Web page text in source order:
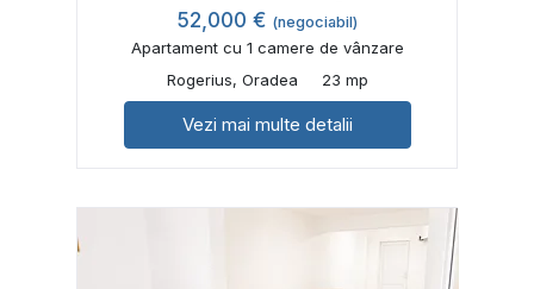
52,000 € (negociabil)
Apartament cu 1 camere de vânzare
Rogerius, Oradea
23 mp
Vezi mai multe detalii